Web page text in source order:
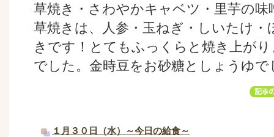
草焼き・さわやかキャベツ・里芋の味
草焼きは、人参・玉ねぎ・しいたけ
きです！とてもふっくらと焼き上が
でした。金時豆をお砂糖としょうゆ
１月３０日（水）～今日の給食～